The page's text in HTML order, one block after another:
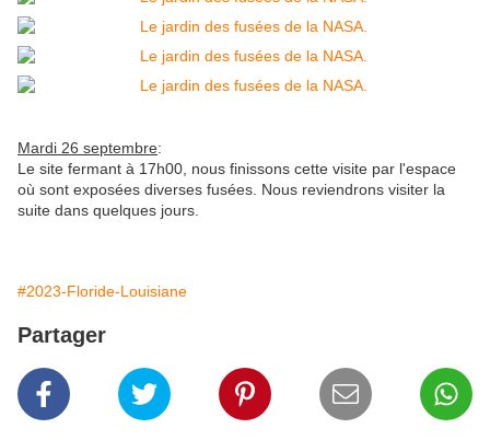
Mardi 26 septembre:
Le site fermant à 17h00, nous finissons cette visite par l'espace
où sont exposées diverses fusées. Nous reviendrons visiter la
suite dans quelques jours.
#2023-Floride-Louisiane
Partager